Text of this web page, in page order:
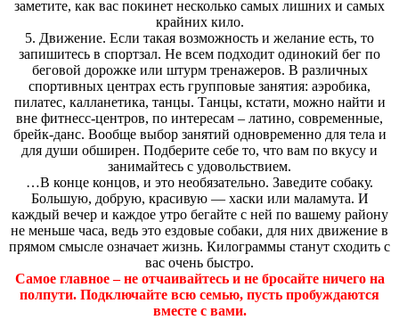
заметите, как вас покинет несколько самых лишних и самых
крайних кило.
5. Движение. Если такая возможность и желание есть, то
запишитесь в спортзал. Не всем подходит одинокий бег по
беговой дорожке или штурм тренажеров. В различных
спортивных центрах есть групповые занятия: аэробика,
пилатес, калланетика, танцы. Танцы, кстати, можно найти и
вне фитнесс-центров, по интересам – латино, современные,
брейк-данс. Вообще выбор занятий одновременно для тела и
для души обширен. Подберите себе то, что вам по вкусу и
занимайтесь с удовольствием.
…В конце концов, и это необязательно. Заведите собаку.
Большую, добрую, красивую — хаски или маламута. И
каждый вечер и каждое утро бегайте с ней по вашему району
не меньше часа, ведь это ездовые собаки, для них движение в
прямом смысле означает жизнь. Килограммы станут сходить с
вас очень быстро.
Самое главное – не отчаивайтесь и не бросайте ничего на
полпути. Подключайте всю семью, пусть пробуждаются
вместе с вами.